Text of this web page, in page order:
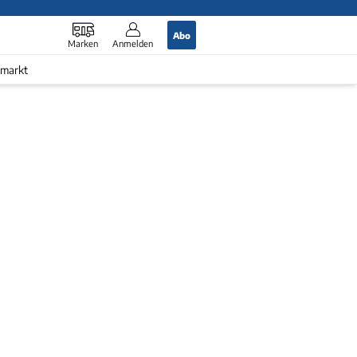
Marken Anmelden
Abo